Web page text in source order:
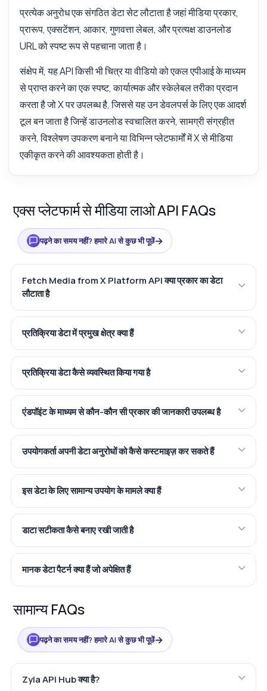
प्रत्येक अनुरोध एक संगठित डेटा सेट लौटाता है जहां मीडिया प्रकार,
प्रारूप, एक्सटेंशन, आकार, गुणवत्ता लेबल, और प्रत्यक्ष डाउनलोड
URL को स्पष्ट रूप से पहचाना जाता है।
संक्षेप में, यह API किसी भी चित्र या वीडियो को एकल एपीआई के माध्यम
से प्राप्त करने का एक स्पष्ट, कार्यात्मक और स्केलेबल तरीका प्रदान
करता है जो X पर उपलब्ध है, जिससे यह उन डेवलपर्स के लिए एक आदर्श
टूल बन जाता है जिन्हें डाउनलोड स्वचालित करने, सामग्री संग्रहीत
करने, विश्लेषण उपकरण बनाने या विभिन्न प्लेटफार्मों में X से मीडिया
एकीकृत करने की आवश्यकता होती है।
एक्स प्लेटफार्म से मीडिया लाओ API FAQs
पढ़ने का समय नहीं? हमारे AI से कुछ भी पूछें→
Fetch Media from X Platform API क्या प्रकार का डेटा
लौटाता है
प्रतिक्रिया डेटा में प्रमुख क्षेत्र क्या हैं
प्रतिक्रिया डेटा कैसे व्यवस्थित किया गया है
एंडपॉइंट के माध्यम से कौन-कौन सी प्रकार की जानकारी उपलब्ध है
उपयोगकर्ता अपनी डेटा अनुरोधों को कैसे कस्टमाइज़ कर सकते हैं
इस डेटा के लिए सामान्य उपयोग के मामले क्या हैं
डाटा सटीकता कैसे बनाए रखी जाती है
मानक डेटा पैटर्न क्या हैं जो अपेक्षित हैं
सामान्य FAQs
पढ़ने का समय नहीं? हमारे AI से कुछ भी पूछें→
Zyla API Hub क्या है?